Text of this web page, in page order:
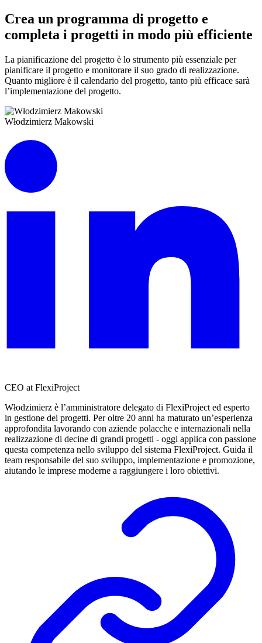
Crea un programma di progetto e
completa i progetti in modo più efficiente
La pianificazione del progetto è lo strumento più essenziale per
pianificare il progetto e monitorare il suo grado di realizzazione.
Quanto migliore è il calendario del progetto, tanto più efficace sarà
l’implementazione del progetto.
Włodzimierz Makowski
CEO at FlexiProject
Włodzimierz è l’amministratore delegato di FlexiProject ed esperto
in gestione dei progetti. Per oltre 20 anni ha maturato un’esperienza
approfondita lavorando con aziende polacche e internazionali nella
realizzazione di decine di grandi progetti - oggi applica con passione
questa competenza nello sviluppo del sistema FlexiProject. Guida il
team responsabile del suo sviluppo, implementazione e promozione,
aiutando le imprese moderne a raggiungere i loro obiettivi.